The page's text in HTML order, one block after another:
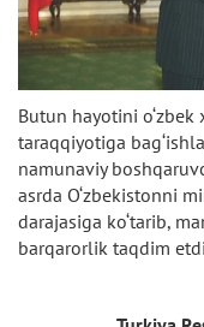
Butun hayotini
taraqqiyotiga
namunaviy
asrda O‘zbekistonni
darajasiga ko‘tarib,
barqarorlik taqdim